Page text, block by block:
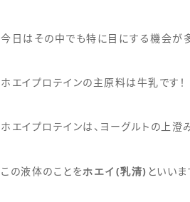
今日はその中でも特に目にする機会が
ホエイプロテインの主原料は牛乳です！
ホエイプロテインは、ヨーグルトの上澄
この液体のことをホエイ (乳清) といいま